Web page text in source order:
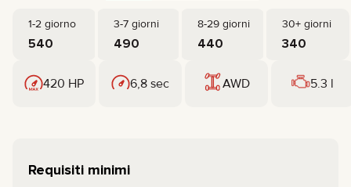
1-2 giorno 3-7 giorni 8-29 giorni 30+ giorni
540 490 440 340
420 HP 6,8 sec AWD 5.3 l
Requisiti minimi